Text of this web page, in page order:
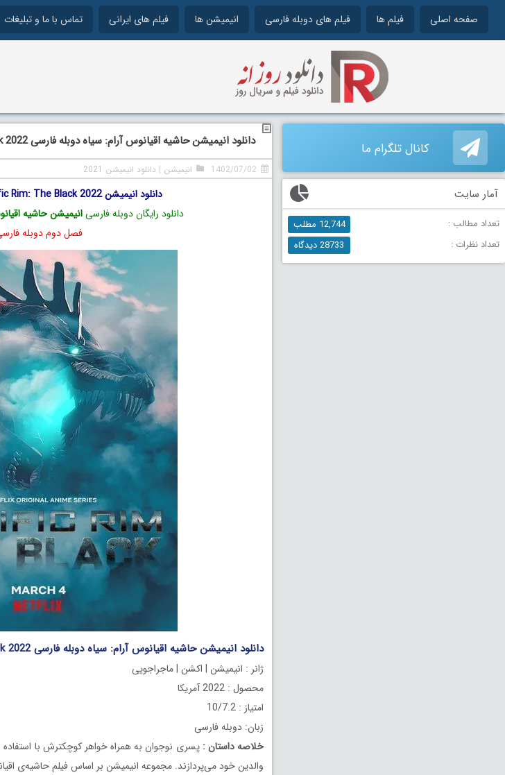
صفحه اصلی فیلم ها فیلم های دوبله فارسی انیمیشن ها فیلم های ایرانی تماس با ما و تبلیغات
دانلود انیمیشن حاشیه اقیانوس آرام: سیاه دوبله فارسی Pacific Rim: The Black 2022
1402/07/02 انیمیشن | دانلود انیمیشن 2021
دانلود انیمیشن Pacific Rim: The Black 2022 با لینک مستقیم
دانلود رایگان دوبله فارسیانیمیشن حاشیه
فصل دوم دوبله
دانلود انیمیشن حاشیه اقیانوس آرام: سیاه دوبله فارسی Pacific Rim: The Black 2022
ژانر : انیمیشن | اکشن | ماجراجویی
محصول : 2022 آمریکا
امتیاز : 10/7.2
زبان: دوبله فارسی
خلاصه داستان : پسری نوجوان به همراه خواهر کوچکترش با
والدین خود می‌پردازند. مجموعه انیمیشن بر اساس فیلم حاشیه‌ی
کانال تلگرام ما
آمار سایت
تعداد مطالب :
12,744 مطلب
تعداد نظرات :
28733 دیدگاه